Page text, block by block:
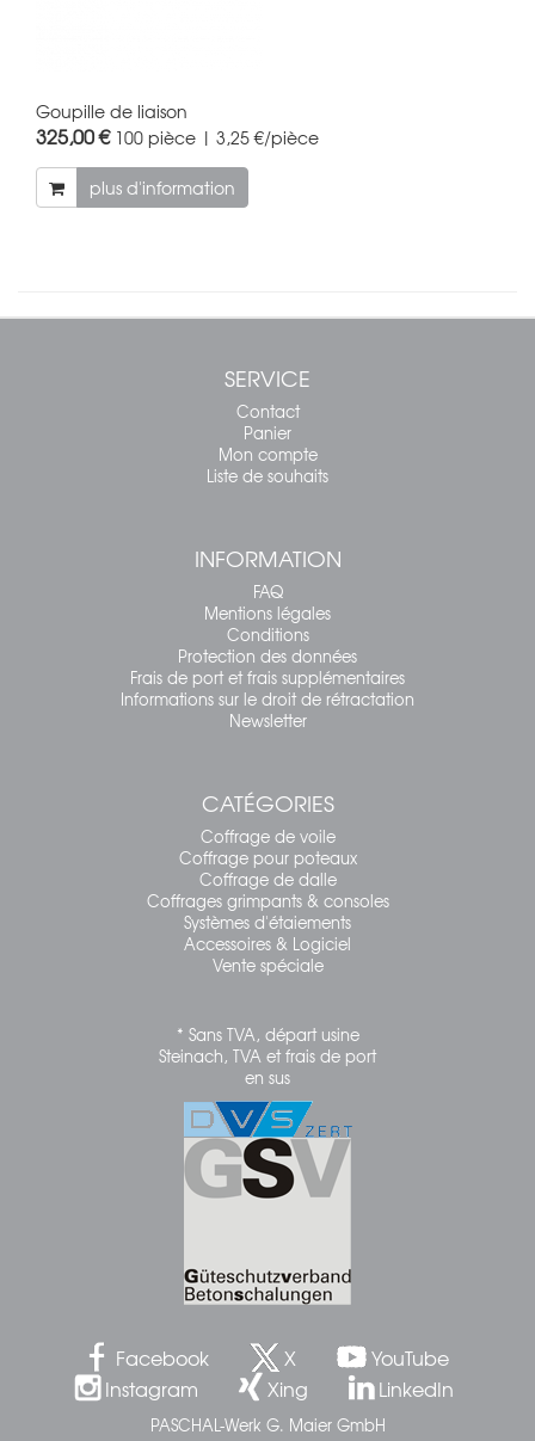
Goupille de liaison
325,00 € 100 pièce | 3,25 €/pièce
plus d'information
SERVICE
Contact
Panier
Mon compte
Liste de souhaits
INFORMATION
FAQ
Mentions légales
Conditions
Protection des données
Frais de port et frais supplémentaires
Informations sur le droit de rétractation
Newsletter
CATÉGORIES
Coffrage de voile
Coffrage pour poteaux
Coffrage de dalle
Coffrages grimpants & consoles
Systèmes d'étaiements
Accessoires & Logiciel
Vente spéciale
* Sans TVA, départ usine
Steinach, TVA et frais de port
en sus
Facebook X
YouTube
Instagram
Xing LinkedIn
PASCHAL-Werk G. Maier GmbH